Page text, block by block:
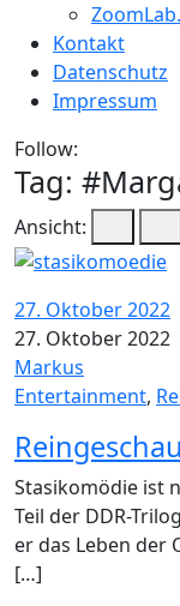
Kontakt
Datenschutz
Impressum
Follow:
Tag: #
Ansicht:
27. Oktober 2022
27. Oktober 2022
Markus
Entertainment,
Stasikomödie ist
Teil der DDR-
er das Leben der
[…]